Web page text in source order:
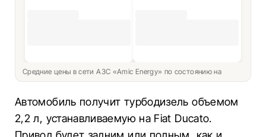
Средние цены в сети АЗС «Amic Energy» по состоянию на
Автомобиль получит турбодизель объемом
2,2 л, устанавливаемую на Fiat Ducato.